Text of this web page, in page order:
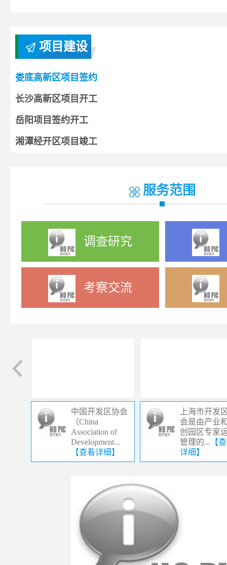
项目建设
娄底高新区项目签约
长沙高新区项目开工
岳阳项目签约开工
湘潭经开区项目竣工
服务范围
调查研究
考察交流
中国开发区协会
（China
Association of
Development...
【查看详细】
上海市开发
会是由产业
创园区专家
管理的... 【
详细】